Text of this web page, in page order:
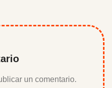
un comentario.